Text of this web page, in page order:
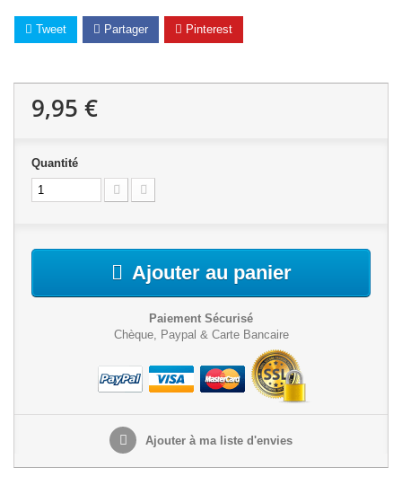
Tweet Partager Pinterest
9,95 €
Quantité
Ajouter au panier
Paiement Sécurisé
Chèque, Paypal & Carte Bancaire
Ajouter à ma liste d'envies